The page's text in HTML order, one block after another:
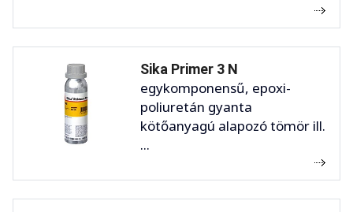
Sika Primer 3 N
egykomponensű, epoxi-
poliuretán gyanta
kötőanyagú alapozó tömör ill.
...